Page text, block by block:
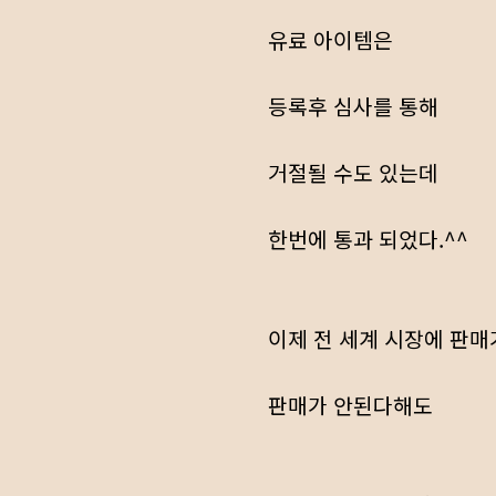
유료 아이템은
등록후 심사를 통해
거절될 수도 있는데
한번에 통과 되었다.^^
이제 전 세계 시장에 판
판매가 안된다해도